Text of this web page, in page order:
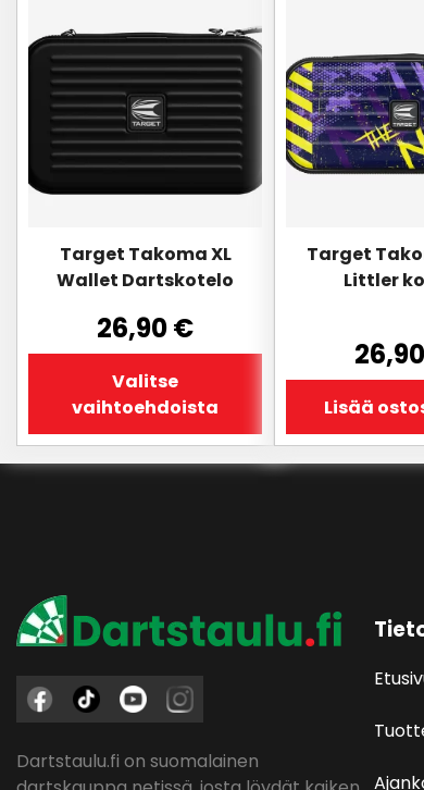
Target Takoma XL
Wallet Dartskotelo
26,90€
Valitse
vaihtoehdoista
tuotteella
useampi
muunnelma.
Voit
tehdä
valinnat
Target
Littler
26,90
Lisää
Dartstaulu.fi on suomalainen